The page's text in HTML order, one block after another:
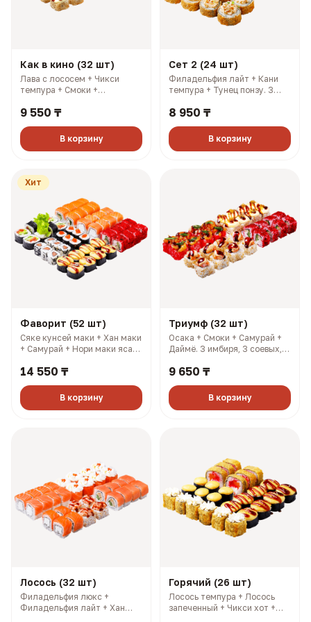
Как в кино (32 шт)
Лава с лососем + Чикси
темпура + Смоки +
имбиря, 3 соевых, 3 палочки,
ккал)
9 550 ₸
В корзину
Сет 2 (24 шт)
Филадельфия лайт + Кани
темпура + Тунец понзу. 3
3 васаби (927 гр, 2108 ккал)
8 950 ₸
В корзину
Хит
Фаворит (52 шт)
Сяке кунсей маки + Хан маки
+ Самурай + Нори маки ясай
Салмон + Чикси хот. 4
4 васаби (1606 гр, 2733
ккал)
14 550 ₸
В корзину
Триумф (32 шт)
Осака + Смоки + Самурай +
Даймё. 3 имбиря, 3 соевых, 3
2013 ккал)
9 650 ₸
В корзину
Лосось (32 шт)
Филадельфия люкс +
Филадельфия лайт + Хан
Горячий (26 шт)
Лосось темпура + Лосось
запеченный + Чикси хот +